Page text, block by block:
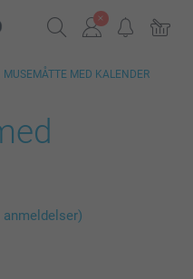
MUSEMÅTTE MED KALENDER
anmeldelser)